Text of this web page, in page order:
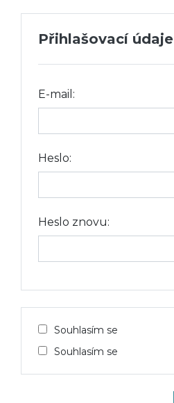
Přihlašovací údaje
E-mail:
Heslo:
Heslo znovu:
Souhlasím se
Souhlasím se